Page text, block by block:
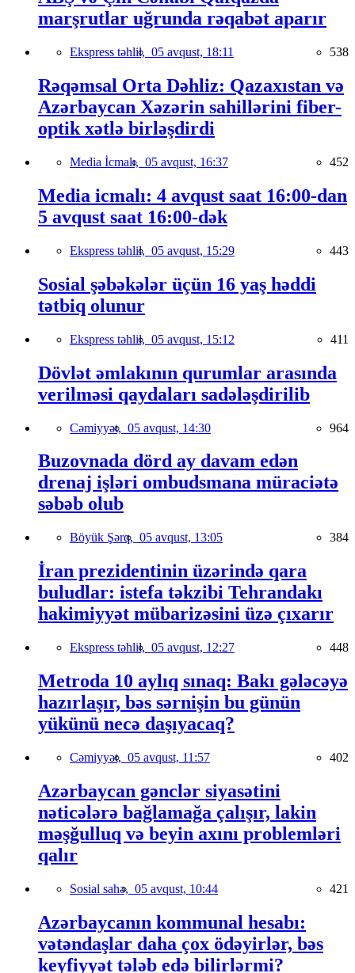
marşrutlar uğrunda rəqabət aparır
Ekspress təhlil, 05 avqust, 18:11 538
Rəqəmsal Orta Dəhliz: Qazaxıstan və
Azərbaycan Xəzərin sahillərini fiber-
optik xətlə birləşdirdi
Media İcmalı, 05 avqust, 16:37 452
Media icmalı: 4 avqust saat 16:00-dan
5 avqust saat 16:00-dək
Ekspress təhlil, 05 avqust, 15:29 443
Sosial şəbəkələr üçün 16 yaş həddi
tətbiq olunur
Ekspress təhlil, 05 avqust, 15:12 411
Dövlət əmlakının qurumlar arasında
verilməsi qaydaları sadələşdirilib
Cəmiyyət, 05 avqust, 14:30 964
Buzovnada dörd ay davam edən
drenaj işləri ombudsmana müraciətə
səbəb olub
Böyük Şərq, 05 avqust, 13:05 384
İran prezidentinin üzərində qara
buludlar: istefa təkzibi Tehrandakı
hakimiyyət mübarizəsini üzə çıxarır
Ekspress təhlil, 05 avqust, 12:27 448
Metroda 10 aylıq sınaq: Bakı gələcəyə
hazırlaşır, bəs sərnişin bu günün
yükünü necə daşıyacaq?
Cəmiyyət, 05 avqust, 11:57 402
Azərbaycan gənclər siyasətini
nəticələrə bağlamağa çalışır, lakin
məşğulluq və beyin axını problemləri
qalır
Sosial sahə, 05 avqust, 10:44 421
Azərbaycanın kommunal hesabı:
vətəndaşlar daha çox ödəyirlər, bəs
keyfiyyət tələb edə bilirlərmi?